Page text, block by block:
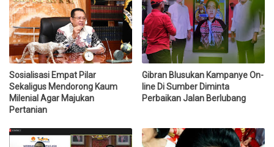
Sosialisasi Empat Pilar
Sekaligus Mendorong Kaum
Milenial Agar Majukan
Pertanian
Gibran Blusukan Kampanye On-
line Di Sumber Diminta
Perbaikan Jalan Berlubang